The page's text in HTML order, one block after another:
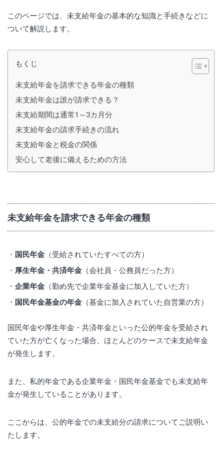
このページでは、未支給年金の基本的な知識と手続きなどに
ついて解説します。
もくじ
未支給年金を請求できる年金の種類
未支給年金は誰が請求できる？
未支給期間は通常1～3カ月分
未支給年金の請求手続きの流れ
未支給年金と税金の関係
安心して老後に備えるための方法
未支給年金を請求できる年金の種類
国民年金（受給されていたすべての方）
厚生年金・共済年金（会社員・公務員だった方）
企業年金（勤め先で企業年金基金に加入していた方）
国民年金基金の年金（基金に加入されていた自営業の方）
国民年金や厚生年金・共済年金といった公的年金を受給され
ていた方が亡くなった場合、ほとんどのケースで未支給年金
が発生します。
また、私的年金である企業年金・国民年金基金でも未支給年
金が発生していることがあります。
ここからは、公的年金での未支給分の請求についてご説明い
たします。